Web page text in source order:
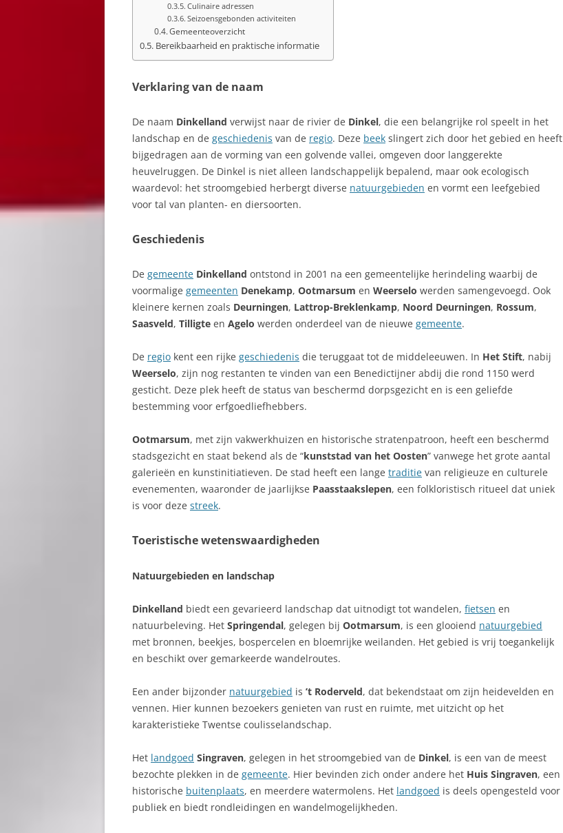
Culinaire adressen
Seizoensgebonden activiteiten
Gemeenteoverzicht
Bereikbaarheid en praktische informatie
Verklaring van de naam
De naam Dinkelland verwijst naar de rivier de Dinkel, die een belangrijke rol speelt in het
landschap en de geschiedenis van de regio. Deze beek slingert zich door het gebied en heeft
bijgedragen aan de vorming van een golvende vallei, omgeven door langgerekte
heuvelruggen. De Dinkel is niet alleen landschappelijk bepalend, maar ook ecologisch
waardevol: het stroomgebied herbergt diverse natuurgebieden en vormt een leefgebied
voor tal van planten- en diersoorten.
Geschiedenis
De gemeente Dinkelland ontstond in 2001 na een gemeentelijke herindeling waarbij de
voormalige gemeenten Denekamp, Ootmarsum en Weerselo werden samengevoegd. Ook
kleinere kernen zoals Deurningen, Lattrop-Breklenkamp, Noord Deurningen, Rossum,
Saasveld, Tilligte en Agelo werden onderdeel van de nieuwe gemeente.
De regio kent een rijke geschiedenis die teruggaat tot de middeleeuwen. In Het Stift, nabij
Weerselo, zijn nog restanten te vinden van een Benedictijner abdij die rond 1150 werd
gesticht. Deze plek heeft de status van beschermd dorpsgezicht en is een geliefde
bestemming voor erfgoedliefhebbers.
Ootmarsum, met zijn vakwerkhuizen en historische stratenpatroon, heeft een beschermd
stadsgezicht en staat bekend als de “kunststad van het Oosten” vanwege het grote aantal
galerieën en kunstinitiatieven. De stad heeft een lange traditie van religieuze en culturele
evenementen, waaronder de jaarlijkse Paasstaakslepen, een folkloristisch ritueel dat uniek
is voor deze streek.
Toeristische wetenswaardigheden
Natuurgebieden en landschap
Dinkelland biedt een gevarieerd landschap dat uitnodigt tot wandelen, fietsen en
natuurbeleving. Het Springendal, gelegen bij Ootmarsum, is een glooiend natuurgebied
met bronnen, beekjes, bospercelen en bloemrijke weilanden. Het gebied is vrij toegankelijk
en beschikt over gemarkeerde wandelroutes.
Een ander bijzonder natuurgebied is ’t Roderveld, dat bekendstaat om zijn heidevelden en
vennen. Hier kunnen bezoekers genieten van rust en ruimte, met uitzicht op het
karakteristieke Twentse coulisselandschap.
Het landgoed Singraven, gelegen in het stroomgebied van de Dinkel, is een van de meest
bezochte plekken in de gemeente. Hier bevinden zich onder andere het Huis Singraven, een
historische buitenplaats, en meerdere watermolens. Het landgoed is deels opengesteld voor
publiek en biedt rondleidingen en wandelmogelijkheden.